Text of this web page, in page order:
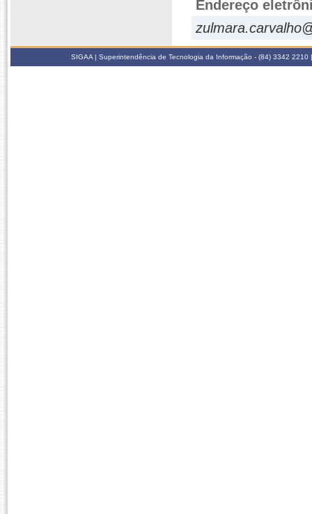
Endereço
SIGAA | Superintendência de Tecnologia da Informação - (84) 3342